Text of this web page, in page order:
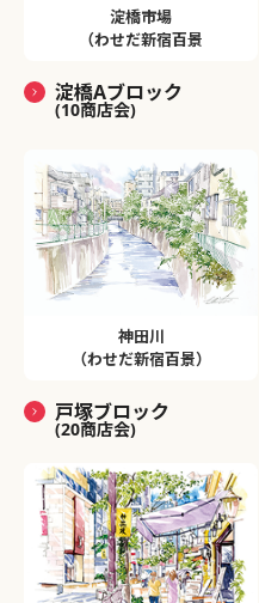
淀橋市場
（わせだ新宿百景
淀橋Aブロック
(10商店会)
神田川
（わせだ新宿百景）
戸塚ブロック
(20商店会)